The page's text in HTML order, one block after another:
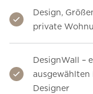
Design,
private
DesignWall –
ausgewählten
Designer